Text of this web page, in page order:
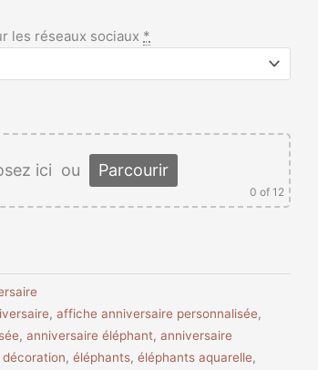
les réseaux sociaux *
ici ou Parcourir
0 of 12
,affiche anniversaire personnalisée,
,anniversaire éléphant,anniversaire
décoration,éléphants,éléphants aquarelle,